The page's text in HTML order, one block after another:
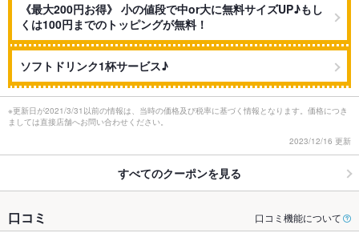
《最大200円お得》 小の値段で中or大に無料サイズUP♪もし
くは100円までのトッピングが無料！
ソフトドリンク1杯サービス♪
※更新日が2021/3/31以前の情報は、当時の価格及び税率に基づく情報となります。価格につき
ましては直接店舗へお問い合わせください。
2023/12/16 更新
すべてのクーポンを見る
口コミ 口コミ機能について